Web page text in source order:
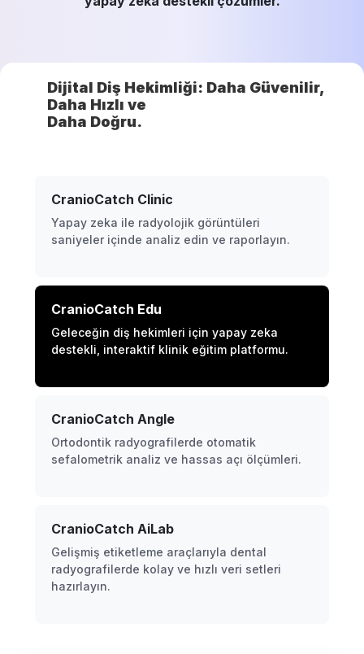
Dijital Diş Hekimliği: Daha Güvenilir,
Daha Hızlı ve
Daha Doğru.
CranioCatch Clinic
Yapay zeka ile radyolojik görüntüleri
saniyeler içinde analiz edin ve raporlayın.
CranioCatch Edu
Geleceğin diş hekimleri için yapay zeka
destekli, interaktif klinik eğitim platformu.
CranioCatch Angle
Ortodontik radyografilerde otomatik
sefalometrik analiz ve hassas açı ölçümleri.
CranioCatch AiLab
Gelişmiş etiketleme araçlarıyla dental
radyografilerde kolay ve hızlı veri setleri
hazırlayın.